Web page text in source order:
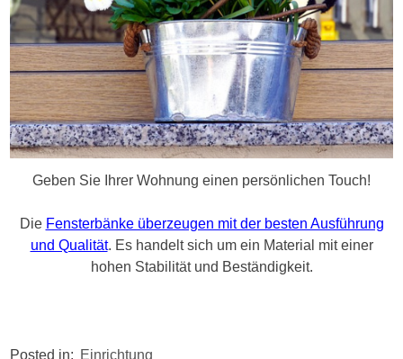
Geben Sie Ihrer Wohnung einen persönlichen Touch!
Die Fensterbänke überzeugen mit der besten Ausführung
und Qualität. Es handelt sich um ein Material mit einer
hohen Stabilität und Beständigkeit.
Posted in: Einrichtung